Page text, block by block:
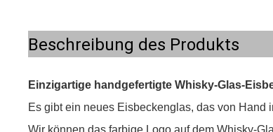
Beschreibung des Produkts
Einzigartige handgefertigte Whisky-Glas-
Es gibt ein neues Eisbeckenglas, das von
Wir können das farbige Logo auf dem Whisky-